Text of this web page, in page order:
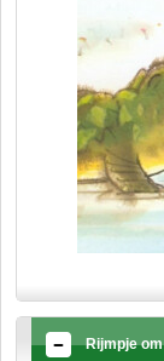
Rijmpje